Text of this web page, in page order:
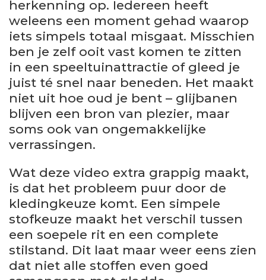
herkenning op. Iedereen heeft
weleens een moment gehad waarop
iets simpels totaal misgaat. Misschien
ben je zelf ooit vast komen te zitten
in een speeltuinattractie of gleed je
juist té snel naar beneden. Het maakt
niet uit hoe oud je bent – glijbanen
blijven een bron van plezier, maar
soms ook van ongemakkelijke
verrassingen.
Wat deze video extra grappig maakt,
is dat het probleem puur door de
kledingkeuze komt. Een simpele
stofkeuze maakt het verschil tussen
een soepele rit en een complete
stilstand. Dit laat maar weer eens zien
dat niet alle stoffen even goed